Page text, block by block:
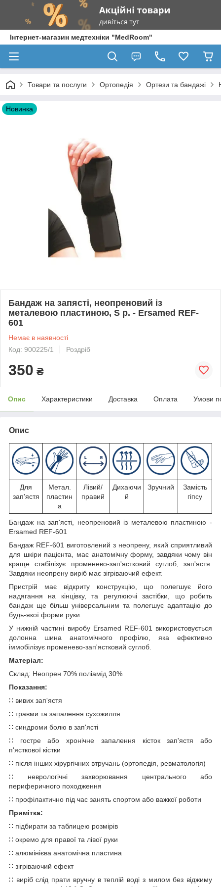
Інтернет-магазин медтехніки "MedRoom"
Товари та послуги Ортопедія Ортези та бандажі
Новинка
Бандаж на запясті, неопреновий із
металевою пластиною, S р. - Ersamed REF-
601
Немає в наявності
Код: 900225/1
Роздріб
350 ₴
Опис Характеристики Доставка Оплата Умови
Опис
Для
зап'ястя
Метал.
пластин
а
Лівий/
правий
Дихаючи
й
Зручний
Замість
гіпсу
Бандаж на зап'ясті, неопреновий із металевою пластиною -
Ersamed REF-601
Бандаж REF-601 виготовлений з неопрену, який сприятливий
для шкіри пацієнта, має анатомічну форму, завдяки чому він
краще стабілізує променево-зап'ястковий суглоб, зап'ястя.
Завдяки неопрену виріб має зігріваючий ефект.
Пристрій має відкриту конструкцію, що полегшує його
надягання на кінцівку, та регулюючі застібки, що робить
бандаж ще більш універсальним та полегшує адаптацію до
будь-якої форми руки.
У нижній частині виробу Ersamed REF-601 використовується
долонна шина анатомічного профілю, яка ефективно
іммобілізує променево-зап'ястковий суглоб.
Матеріал:
Склад: Неопрен 70% поліамід 30%
Показання:
∷ вивих зап'ястя
∷ травми та запалення сухожилля
∷ синдроми болю в зап'ясті
∷ гостре або хронічне запалення кісток зап'ястя або
п'ясткової кістки
∷ після інших хірургічних втручань (ортопедія, ревматологія)
∷ неврологічні захворювання центрального або
периферичного походження
∷ профілактично під час занять спортом або важкої роботи
Примітка:
∷ підбирати за таблицею розмірів
∷ окремо для правої та лівої руки
∷ алюмінієва анатомічна пластина
∷ зігріваючий ефект
∷ виріб слід прати вручну в теплій воді з милом без віджиму